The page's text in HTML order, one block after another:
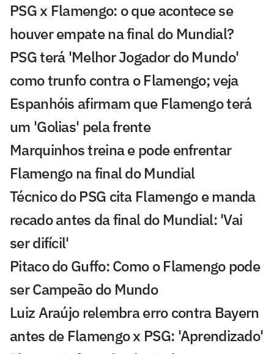
PSG x Flamengo: o que acontece se
houver empate na final do Mundial?
PSG terá 'Melhor Jogador do Mundo'
como trunfo contra o Flamengo; veja
Espanhóis afirmam que Flamengo terá
um 'Golias' pela frente
Marquinhos treina e pode enfrentar
Flamengo na final do Mundial
Técnico do PSG cita Flamengo e manda
recado antes da final do Mundial: 'Vai
ser difícil'
Pitaco do Guffo: Como o Flamengo pode
ser Campeão do Mundo
Luiz Araújo relembra erro contra Bayern
antes de Flamengo x PSG: 'Aprendizado'